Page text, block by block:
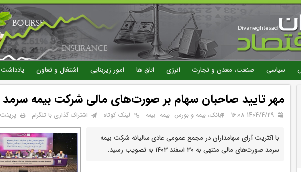
رفتن
به
محتوای
اصلی
سیاسی صنعت، معدن و تجارت انرژی اتاق ها امور زیربنایی اشتغال و تعاون یادداشت
مهر تایید صاحبان سهام بر صورت‌های مالی شرکت بیمه سرمد
۱۴۰۴/۴/۲۹ 16:08 بانک، بیمه و بورس بيمه بیمه لینک کوتاه اشتراک گذاری با تلگرام پرینت
با اکثریت آرای سهامداران در مجمع عمومی عادی سالیانه شرکت بیمه
سرمد صورت‌های مالی منتهی به ۳۰ اسفند ۱۴۰۳ به تصویب رسید.